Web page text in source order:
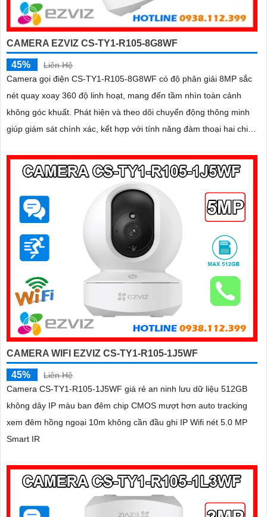
CAMERA EZVIZ CS-TY1-R105-8G8WF
45%
Liên Hệ
Camera gọi điện CS-TY1-R105-8G8WF có độ phân giải 8MP sắc
nét quay xoay 360 độ linh hoạt, mang đến tầm nhìn toàn cảnh
không góc khuất. Phát hiện và theo dõi chuyển động thông minh
giúp giám sát chính xác, kết hợp với tính năng đàm thoại hai chiều
CAMERA WIFI EZVIZ CS-TY1-R105-1J5WF
45%
Liên Hệ
Camera CS-TY1-R105-1J5WF giá rẻ an ninh lưu dữ liệu 512GB
không dây IP màu ban đêm chip CMOS mượt hơn auto tracking
xem đêm hồng ngoại 10m không cần đầu ghi IP Wifi nét 5.0 MP
Smart IR